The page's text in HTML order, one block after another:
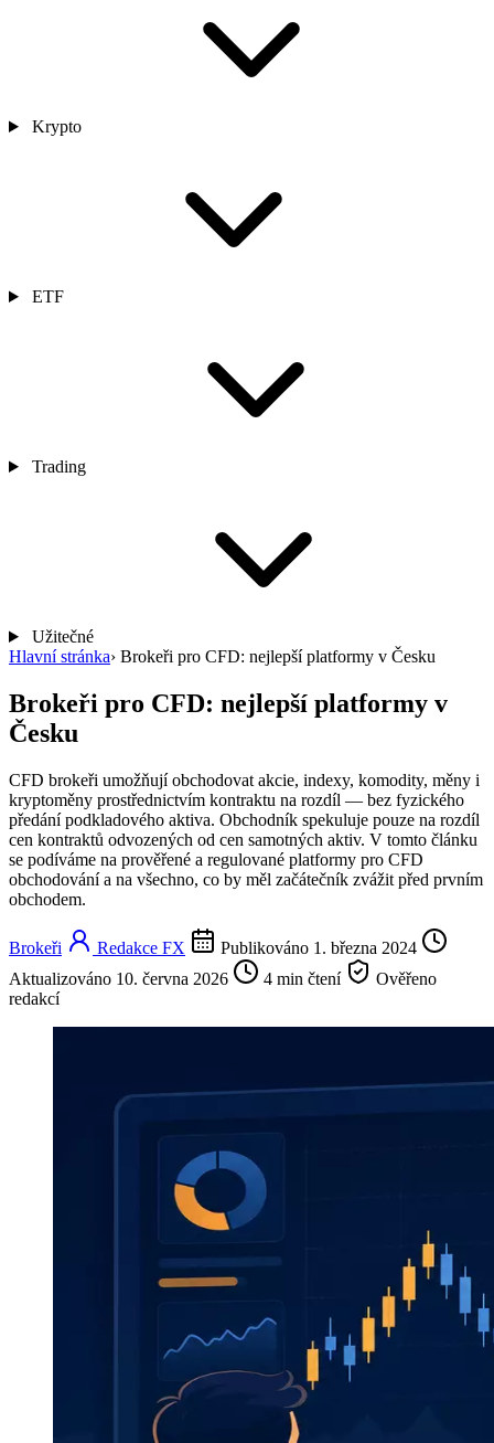
Krypto
ETF
Trading
Užitečné
Hlavní stránka› Brokeři pro CFD: nejlepší platformy v Česku
Brokeři pro CFD: nejlepší platformy v
Česku
CFD brokeři umožňují obchodovat akcie, indexy, komodity, měny i
kryptoměny prostřednictvím kontraktu na rozdíl — bez fyzického
předání podkladového aktiva. Obchodník spekuluje pouze na rozdíl
cen kontraktů odvozených od cen samotných aktiv. V tomto článku
se podíváme na prověřené a regulované platformy pro CFD
obchodování a na všechno, co by měl začátečník zvážit před prvním
obchodem.
Brokeři Redakce FX
Publikováno 1. března 2024
Aktualizováno 10. června 2026
4 min čtení
Ověřeno
redakcí